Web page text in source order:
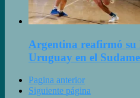
Argentina reafirmó su
Uruguay en el
Pagina anterior
Siguiente página